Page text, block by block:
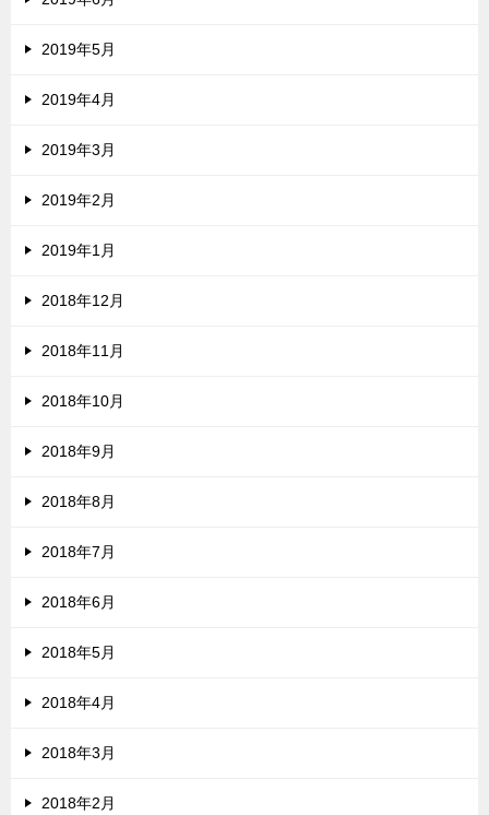
2019年5月
2019年4月
2019年3月
2019年2月
2019年1月
2018年12月
2018年11月
2018年10月
2018年9月
2018年8月
2018年7月
2018年6月
2018年5月
2018年4月
2018年3月
2018年2月